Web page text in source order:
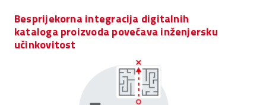
Besprijekorna integracija digitalnih
kataloga proizvoda povećava inženjersku
učinkovitost